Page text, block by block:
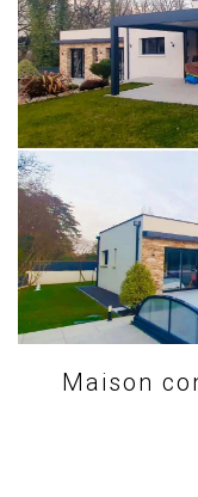
Maison